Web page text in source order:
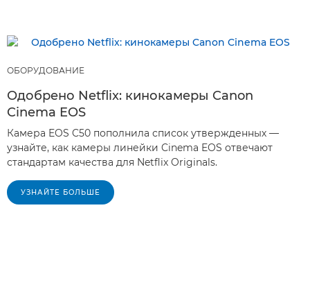
ОБОРУДОВАНИЕ
Одобрено Netflix: кинокамеры Canon
Cinema EOS
Камера EOS C50 пополнила список утвержденных —
узнайте, как камеры линейки Cinema EOS отвечают
стандартам качества для Netflix Originals.
УЗНАЙТЕ БОЛЬШЕ